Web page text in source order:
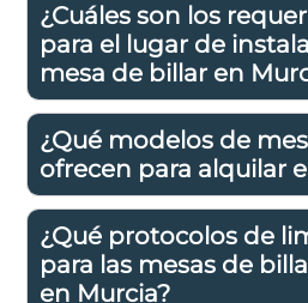
¿Cuáles son los
para el lugar de
mesa de billar en
¿Qué modelos de
ofrecen para alquilar
¿Qué protocolos de
para las mesas de
en Murcia?